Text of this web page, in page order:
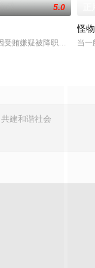
5.0
受贿嫌疑被降职至乡下警
怪
当一